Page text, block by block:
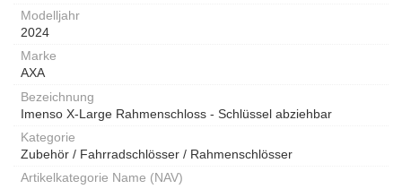
Modelljahr
2024
Marke
AXA
Bezeichnung
Imenso X-Large Rahmenschloss - Schlüssel abziehbar
Kategorie
Zubehör / Fahrradschlösser / Rahmenschlösser
Artikelkategorie Name (NAV)